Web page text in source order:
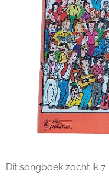
Dit songboek zocht ik 7